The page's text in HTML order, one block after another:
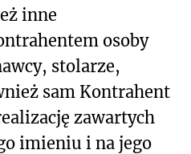
inne
osoby
stolarze,
sam Kontrahent
zawartych
imieniu i na jego